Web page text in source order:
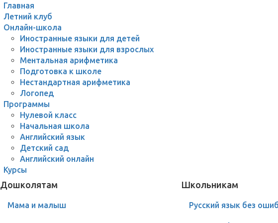
Главная
Летний клуб
Онлайн-школа
Иностранные языки для детей
Иностранные языки для взрослых
Ментальная арифметика
Подготовка к школе
Нестандартная арифметика
Логопед
Программы
Нулевой класс
Начальная школа
Английский язык
Детский сад
Английский онлайн
Курсы
Дошколятам
Мама и малыш
Школьникам
Русский язык без